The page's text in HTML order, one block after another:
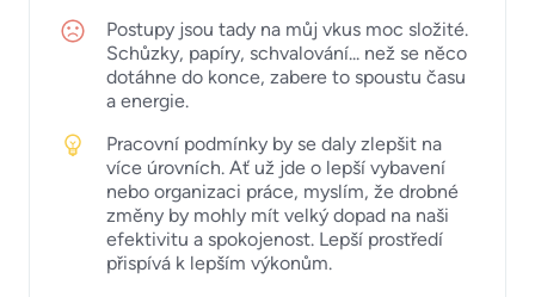
Postupy jsou tady na můj vkus moc složité.
Schůzky, papíry, schvalování... než se něco
dotáhne do konce, zabere to spoustu času
a energie.
Pracovní podmínky by se daly zlepšit na
více úrovních. Ať už jde o lepší vybavení
nebo organizaci práce, myslím, že drobné
změny by mohly mít velký dopad na naši
efektivitu a spokojenost. Lepší prostředí
přispívá k lepším výkonům.